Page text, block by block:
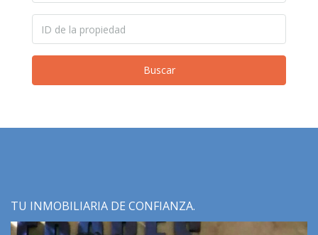
Buscar
TU INMOBILIARIA DE CONFIANZA.